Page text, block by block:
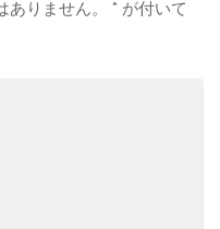
りません。 * が付いて